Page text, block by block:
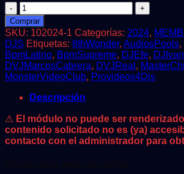
MEMBRESIA
OCTUBRE
2024
cantidad
Comprar
SKU: 102024-1 Categorías: 2024,
DJS Etiquetas: 8thWonder, AudiosPools,
BpmLatino, BpmSupreme, DJEfe,
DVJMarcosCabrera, DVJReal ,
MonsterVideoClub, Provideos4Djs
Descripción
⚠ El módulo no puede ser
contenido solicitado no es (ya)
contacto con el administrador para